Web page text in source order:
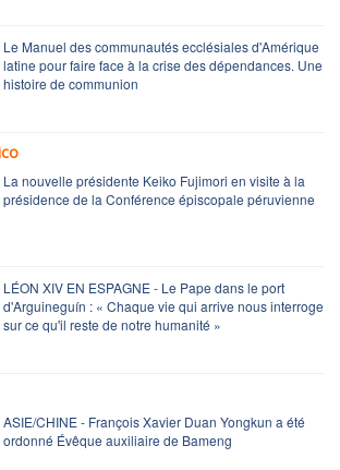
Le Manuel des communautés ecclésiales d'Amérique
latine pour faire face à la crise des dépendances. Une
histoire de communion
La nouvelle présidente Keiko Fujimori en visite à la
présidence de la Conférence épiscopale péruvienne
LÉON XIV EN ESPAGNE - Le Pape dans le port
d'Arguineguín : « Chaque vie qui arrive nous interroge
sur ce qu'il reste de notre humanité »
ASIE/CHINE - François Xavier Duan Yongkun a été
ordonné Évêque auxiliaire de Bameng